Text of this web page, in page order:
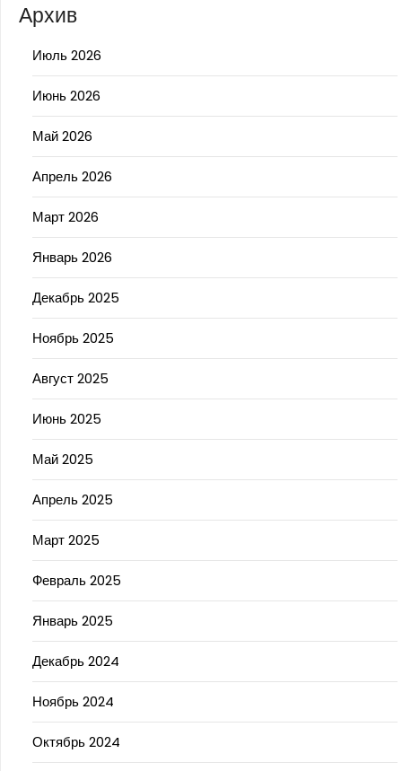
Архив
Июль 2026
Июнь 2026
Май 2026
Апрель 2026
Март 2026
Январь 2026
Декабрь 2025
Ноябрь 2025
Август 2025
Июнь 2025
Май 2025
Апрель 2025
Март 2025
Февраль 2025
Январь 2025
Декабрь 2024
Ноябрь 2024
Октябрь 2024